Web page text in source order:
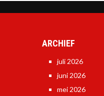
ARCHIEF
juli 2026
juni 2026
mei 2026